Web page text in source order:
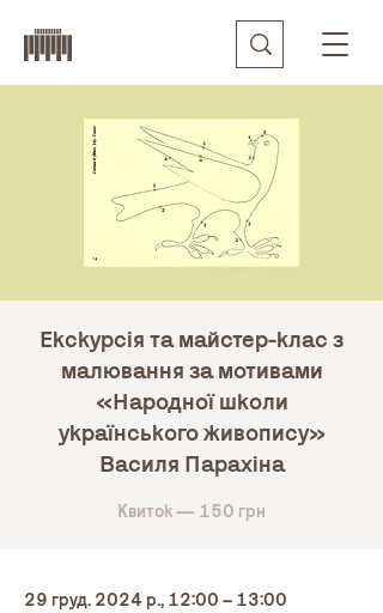
Екскурсія та майстер-клас з
малювання за мотивами
«Народної школи
українського живопису»
Василя Парахіна
Квиток — 150 грн
29 груд. 2024 р., 12:00 – 13:00